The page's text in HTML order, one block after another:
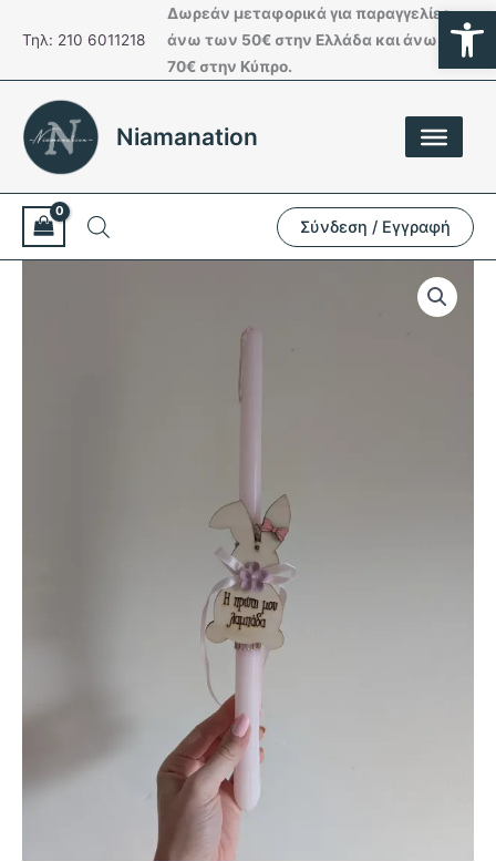
στοΤηλ: 210 6011218
Δωρεάν μεταφορικά για παραγγελίες
άνω των 50€ στην Ελλάδα και άνω των
70€ στην Κύπρο.
Niamanation
Σύνδεση / Εγγραφή